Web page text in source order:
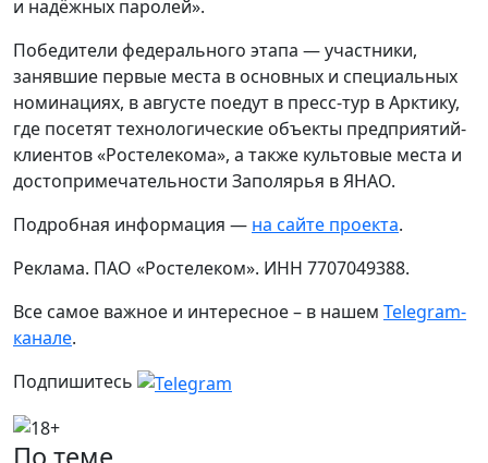
и надёжных паролей».
Победители федерального этапа — участники,
занявшие первые места в основных и специальных
номинациях, в августе поедут в пресс-тур в Арктику,
где посетят технологические объекты предприятий-
клиентов «Ростелекома», а также культовые места и
достопримечательности Заполярья в ЯНАО.
Подробная информация — на сайте проекта.
Реклама. ПАО «Ростелеком». ИНН 7707049388.
Все самое важное и интересное – в нашем Telegram-
канале.
Подпишитесь